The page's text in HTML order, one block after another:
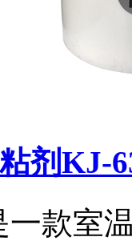
剂KJ-
一款室